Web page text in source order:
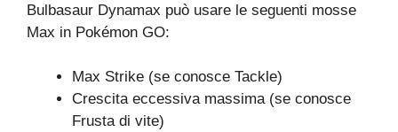
Bulbasaur Dynamax può usare le seguenti mosse
Max in Pokémon GO:
Max Strike (se conosce Tackle)
Crescita eccessiva massima (se conosce
Frusta di vite)